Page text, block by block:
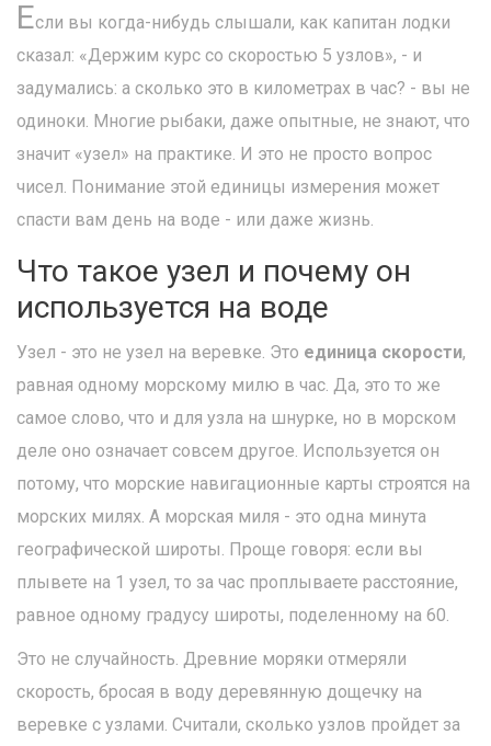
Если вы когда-нибудь слышали, как капитан лодки
сказал: «Держим курс со скоростью 5 узлов», - и
задумались: а сколько это в километрах в час? - вы не
одиноки. Многие рыбаки, даже опытные, не знают, что
значит «узел» на практике. И это не просто вопрос
чисел. Понимание этой единицы измерения может
спасти вам день на воде - или даже жизнь.
Что такое узел и почему он
используется на воде
Узел - это не узел на веревке. Это единица скорости,
равная одному морскому милю в час. Да, это то же
самое слово, что и для узла на шнурке, но в морском
деле оно означает совсем другое. Используется он
потому, что морские навигационные карты строятся на
морских милях. А морская миля - это одна минута
географической широты. Проще говоря: если вы
плывете на 1 узел, то за час проплываете расстояние,
равное одному градусу широты, поделенному на 60.
Это не случайность. Древние моряки отмеряли
скорость, бросая в воду деревянную дощечку на
веревке с узлами. Считали, сколько узлов пройдет за